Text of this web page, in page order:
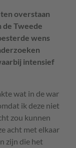
overstaan
de Tweede
wens
intensief
wat in de war
ik deze niet
zou kunnen
acht met elkaar
zijn die het